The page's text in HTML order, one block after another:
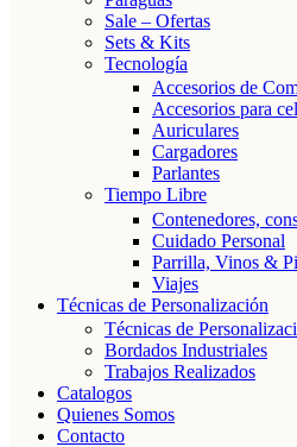
Sale – Ofertas
Sets & Kits
Tecnología
Accesorios de
Accesorios para
Auriculares
Cargadores
Parlantes
Tiempo Libre
Contenedores,
Cuidado Personal
Parrilla, Vinos &
Viajes
Técnicas de Personalización
Técnicas de
Bordados Industriales
Trabajos Realizados
Catalogos
Quienes Somos
Contacto